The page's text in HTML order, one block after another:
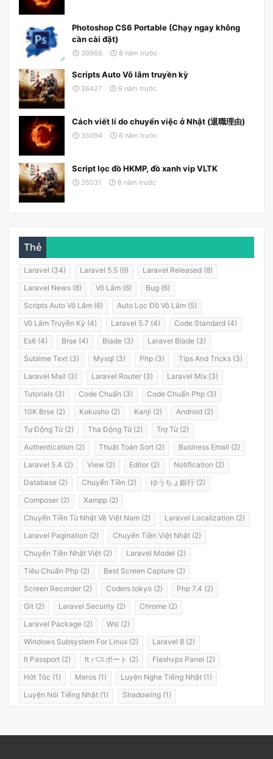
Photoshop CS6 Portable (Chạy ngay không
cần cài đặt)
39966 8 năm trước
Scripts Auto Võ lâm truyền kỳ
36427 9 năm trước
Cách viết lí do chuyển việc ở Nhật (退職理由)
35094 6 năm trước
Script lọc đồ HKMP, đồ xanh vip VLTK
35031 8 năm trước
Thẻ
Laravel (34) Laravel 5.5 (9)
Laravel Released (8)
Laravel News (8)
Võ Lâm (6)
Bug (6)
Scripts Auto Võ Lâm (6)
Auto Lọc Đồ Võ Lâm (5)
Võ Lâm Truyền Kỳ (4)
Laravel 5.7 (4)
Code Standard (4)
Es6 (4)
Brse (4) Blade (3)
Laravel Blade (3)
Sublime Text (3)
Mysql (3) Php (3)
Tips And Tricks (3)
Laravel Mail (3)
Laravel Router (3)
Laravel Mix (3)
Tutorials (3)
Code Chuẩn (3)
Code Chuẩn Php (3)
10K Brse (2)
Kokusho (2) Kanji (2)
Android (2)
Tự Động Từ (2)
Tha Động Từ (2)
Trợ Từ (2)
Authentication (2)
Thuật Toán Sort (2)
Business Email (2)
Laravel 5.4 (2)
View (2) Editor (2)
Notification (2)
Database (2)
Chuyển Tiền (2)
ゆうちょ銀行 (2)
Composer (2)
Xampp (2)
Chuyển Tiền Từ Nhật Về Việt Nam (2)
Laravel Localization (2)
Laravel Pagination (2)
Chuyển Tiền Việt Nhật (2)
Chuyển Tiền Nhật Việt (2)
Laravel Model (2)
Tiêu Chuẩn Php (2)
Best Screen Capture (2)
Screen Recorder (2)
Coders.tokyo (2)
Php 7.4 (2)
Git (2)
Laravel Security (2)
Chrome (2)
Laravel Package (2)
Wsl (2)
Windows Subsystem For Linux (2)
Laravel 8 (2)
It Passport (2)
It パスポート (2)
Flashvps Panel (2)
Hớt Tóc (1)
Meros (1)
Luyện Nghe Tiếng Nhật (1)
Luyện Nói Tiếng Nhật (1)
Shadowing (1)